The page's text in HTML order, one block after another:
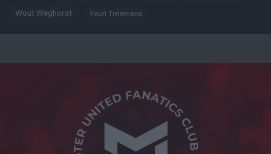
Wout Weghorst Youri Tielemans